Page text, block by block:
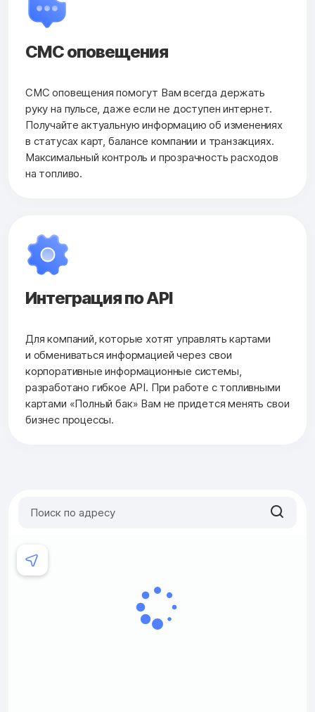
СМС оповещения
СМС оповещения помогут Вам всегда держать
руку на пульсе, даже если не доступен интернет.
Получайте актуальную информацию об изменениях
в статусах карт, балансе компании и транзакциях.
Максимальный контроль и прозрачность расходов
на топливо.
Интеграция по API
Для компаний, которые хотят управлять картами
и обмениваться информацией через свои
корпоративные информационные системы,
разработано гибкое API. При работе с топливными
картами «Полный бак» Вам не придется менять свои
бизнес процессы.